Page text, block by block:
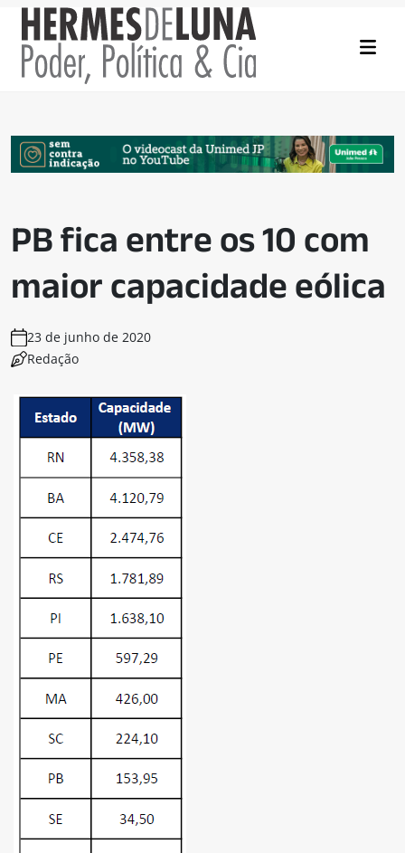
PB fica entre os 10 com
maior capacidade eólica
23 de junho de 2020
Redação